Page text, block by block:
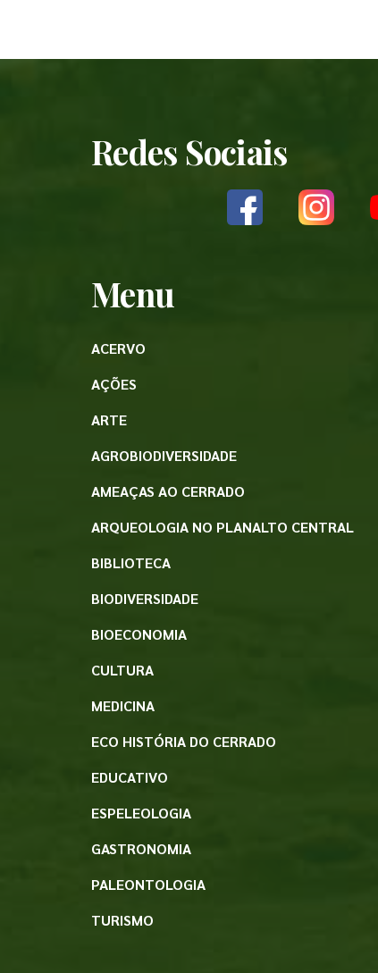
Redes Sociais
Menu
ACERVO
AÇÕES
ARTE
AGROBIODIVERSIDADE
AMEAÇAS AO CERRADO
ARQUEOLOGIA NO PLANALTO CENTRAL
BIBLIOTECA
BIODIVERSIDADE
BIOECONOMIA
CULTURA
MEDICINA
ECO HISTÓRIA DO CERRADO
EDUCATIVO
ESPELEOLOGIA
GASTRONOMIA
PALEONTOLOGIA
TURISMO